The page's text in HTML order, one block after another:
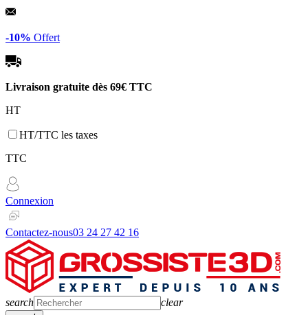
Panneau de gestion des cookies
-10% Offert
Livraison gratuite dès 69€ TTC
HT
HT/TTC les taxes
TTC
Connexion
Contactez-nous03 24 27 42 16
search clear